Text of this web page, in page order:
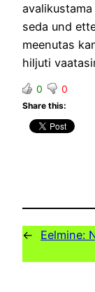
seda und
meenutas
hiljuti
0 0
Share this:
← Eelmine: